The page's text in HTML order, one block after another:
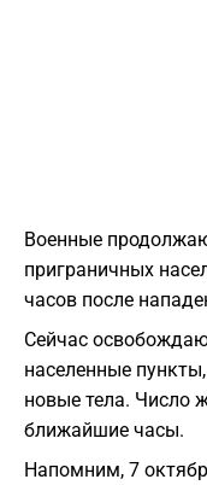
Военные
приграничных
часов после
Сейчас
населенные
новые тела. Число
ближайшие часы.
Напомним, 7